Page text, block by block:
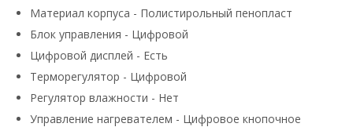
Материал корпуса - Полистирольный пенопласт
Блок управления - Цифровой
Цифровой дисплей - Есть
Терморегулятор - Цифровой
Регулятор влажности - Нет
Управление нагревателем - Цифровое кнопочное